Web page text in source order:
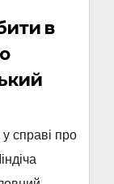
в
справі про